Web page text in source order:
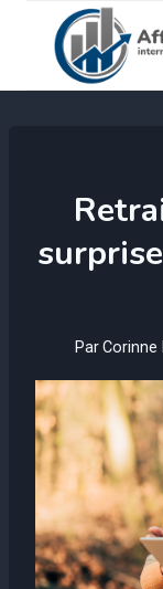
contenu
ParCorinne